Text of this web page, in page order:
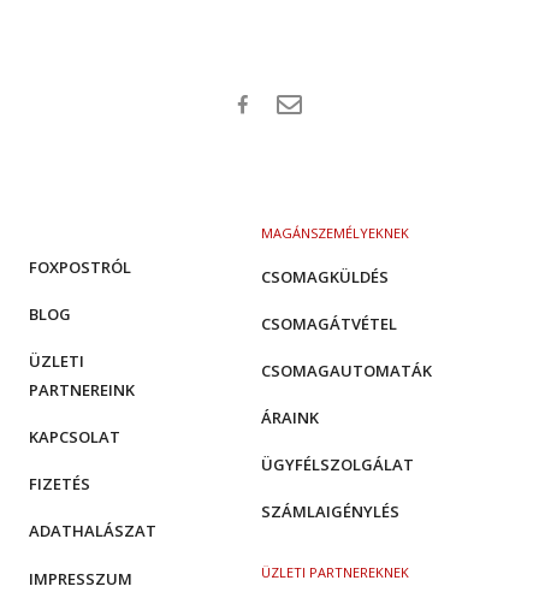
MAGÁNSZEMÉLYEKNEK
CSOMAGKÜLDÉS
CSOMAGÁTVÉTEL
CSOMAGAUTOMATÁK
ÁRAINK
ÜGYFÉLSZOLGÁLAT
SZÁMLAIGÉNYLÉS
ÜZLETI PARTNEREKNEK
FOXPOSTRÓL
BLOG
ÜZLETI
PARTNEREINK
KAPCSOLAT
FIZETÉS
ADATHALÁSZAT
IMPRESSZUM